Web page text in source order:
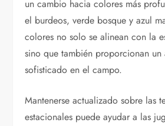
un cambio hacia colores más
el burdeos, verde bosque y azul
colores no solo se alinean con la
sino que también proporcionan un
sofisticado en el campo.
Mantenerse actualizado sobre las
estacionales puede ayudar a las